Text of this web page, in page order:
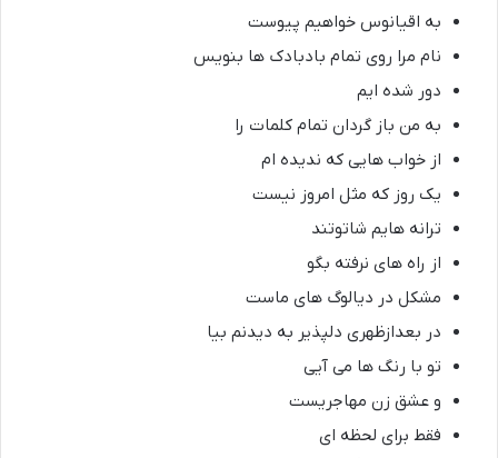
به اقیانوس خواهیم پیوست
نام مرا روی تمام بادبادک ها بنویس
دور شده ایم
به من باز گردان تمام کلمات را
از خواب هایی که ندیده ام
یک روز که مثل امروز نیست
ترانه هایم شاتوتند
از راه های نرفته بگو
مشکل در دیالوگ های ماست
در بعدازظهری دلپذیر به دیدنم بیا
تو با رنگ ها می آیی
و عشق زن مهاجریست
فقط برای لحظه ای